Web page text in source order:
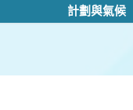
計劃與氣候